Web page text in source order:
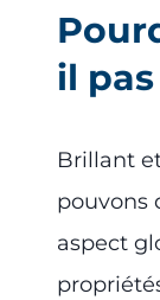
il pas
Brillant
pouvons
aspect